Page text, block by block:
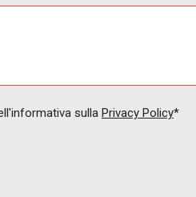
sulla Privacy Policy*